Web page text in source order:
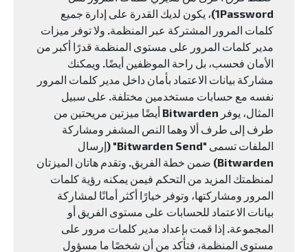
1Password)، يكون لديك القدرة على إدارة جميع
كلمات المرور المشتركة عبر المنظمة. ولا توفر ميزات
مدير كلمات المرور على مستوى المنظمة قدرًا أكبر من
الأمان فحسب، بل راحة الموظفين أيضًا. ويمكنك
مشاركة بيانات الاعتماد بأمان داخل مدير كلمات المرور
نفسه مع حسابات مستخدمين مختلفة. على سبيل
المثال، يوفر Bitwarden أيضًا ميزتين مريحتين من
طرف إلى طرف ألا وهما النص المشفر ومشاركة
الملفات تسمى "Bitwarden Send" (إرسال
Bitwarden) ضمن خطة الفريق. وتقدم هاتان الميزتان
لمنظمتك المزيد من التحكم فيمن يمكنه رؤية كلمات
المرور ومشاركتها، وتوفر خيارًا أكثر أمانًا لمشاركة
بيانات الاعتماد للحسابات على مستوى الفريق أو
المجموعة. إذا قمت بإعداد مدير كلمات مرور على
مستوى المنظمة، فتأكد من أن شخصًا ما مسؤول